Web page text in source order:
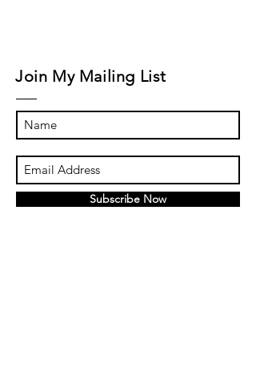
Join My Mailing List
Subscribe Now